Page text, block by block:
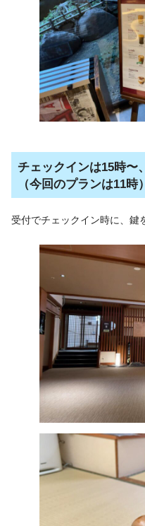
チェックインは15時〜
（今回のプランは11時）
受付でチェックイン時に、鍵